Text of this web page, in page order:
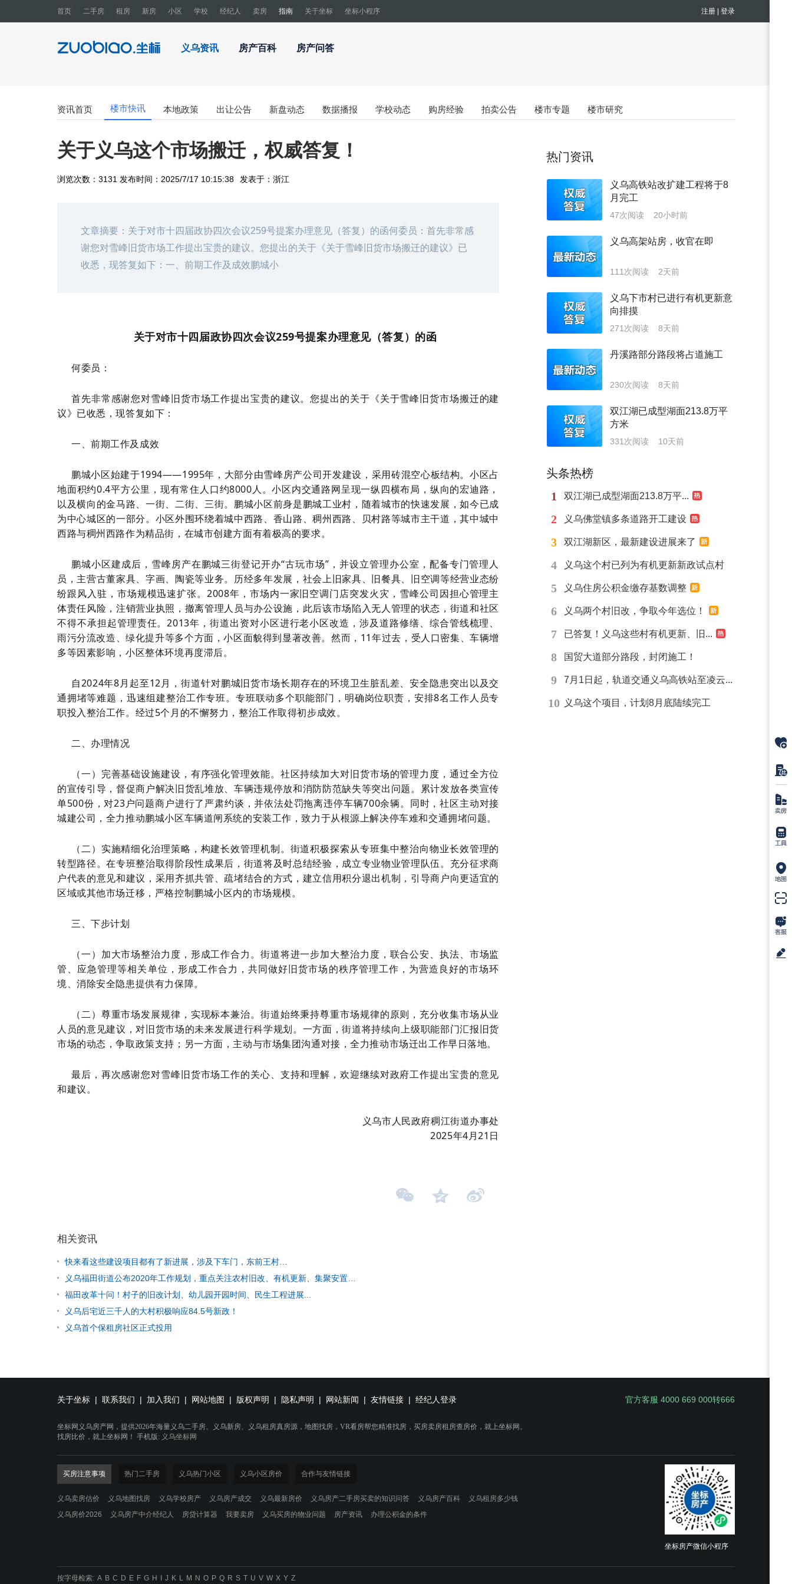
首页 二手房 租房 新房 小区 学校 经纪人 卖房 指南 关于坐标 坐标小程序 注册 登录
义乌资讯 房产百科 房产问答
资讯首页 楼市快讯 本地政策 出让公告 新盘动态 数据播报 学校动态 购房经验 拍卖公告 楼市专题 楼市研究
关于义乌这个市场搬迁，权威答复！
浏览次数：3131 发布时间：2025/7/17 10:15:38 发表于： 浙江
文章摘要： 关于对市十四届政协四次会议259号提案办理意见（答复）的函何委员：首先非常感
谢您对雪峰旧货市场工作提出宝贵的建议。您提出的关于《关于雪峰旧货市场搬迁的建议》已
收悉，现答复如下：一、前期工作及成效鹏城小
关于对市十四届政协四次会议259号提案办理意见（答复）的函
何委员：
首先非常感谢您对雪峰旧货市场工作提出宝贵的建议。您提出的关于《关于雪峰旧货市场搬迁的建
议》已收悉，现答复如下：
一、前期工作及成效
鹏城小区始建于1994——1995年，大部分由雪峰房产公司开发建设，采用砖混空心板结构。小区占
地面积约0.4平方公里，现有常住人口约8000人。小区内交通路网呈现一纵四横布局，纵向的宏迪路，
以及横向的金马路、一街、二街、三街。鹏城小区前身是鹏城工业村，随着城市的快速发展，如今已成
为中心城区的一部分。小区外围环绕着城中西路、香山路、稠州西路、贝村路等城市主干道，其中城中
西路与稠州西路作为精品街，在城市创建方面有着极高的要求。
鹏城小区建成后，雪峰房产在鹏城三街登记开办“古玩市场”，并设立管理办公室，配备专门管理人
员，主营古董家具、字画、陶瓷等业务。历经多年发展，社会上旧家具、旧餐具、旧空调等经营业态纷
纷跟风入驻，市场规模迅速扩张。2008年，市场内一家旧空调门店突发火灾，雪峰公司因担心管理主
体责任风险，注销营业执照，撤离管理人员与办公设施，此后该市场陷入无人管理的状态，街道和社区
不得不承担起管理责任。2013年，街道出资对小区进行老小区改造，涉及道路修缮、综合管线梳理、
雨污分流改造、绿化提升等多个方面，小区面貌得到显著改善。然而，11年过去，受人口密集、车辆增
多等因素影响，小区整体环境再度滞后。
自2024年8月起至12月，街道针对鹏城旧货市场长期存在的环境卫生脏乱差、安全隐患突出以及交
通拥堵等难题，迅速组建整治工作专班。专班联动多个职能部门，明确岗位职责，安排8名工作人员专
职投入整治工作。经过5个月的不懈努力，整治工作取得初步成效。
二、办理情况
（一）完善基础设施建设，有序强化管理效能。社区持续加大对旧货市场的管理力度，通过全方位
的宣传引导，督促商户解决旧货乱堆放、车辆违规停放和消防防范缺失等突出问题。累计发放各类宣传
单500份，对23户问题商户进行了严肃约谈，并依法处罚拖离违停车辆700余辆。同时，社区主动对接
城建公司，全力推动鹏城小区车辆道闸系统的安装工作，致力于从根源上解决停车难和交通拥堵问题。
（二）实施精细化治理策略，构建长效管理机制。街道积极探索从专班集中整治向物业长效管理的
转型路径。在专班整治取得阶段性成果后，街道将及时总结经验，成立专业物业管理队伍。充分征求商
户代表的意见和建议，采用齐抓共管、疏堵结合的方式，建立信用积分退出机制，引导商户向更适宜的
区域或其他市场迁移，严格控制鹏城小区内的市场规模。
三、下步计划
（一）加大市场整治力度，形成工作合力。街道将进一步加大整治力度，联合公安、执法、市场监
管、应急管理等相关单位，形成工作合力，共同做好旧货市场的秩序管理工作，为营造良好的市场环
境、消除安全隐患提供有力保障。
（二）尊重市场发展规律，实现标本兼治。街道始终秉持尊重市场规律的原则，充分收集市场从业
人员的意见建议，对旧货市场的未来发展进行科学规划。一方面，街道将持续向上级职能部门汇报旧货
市场的动态，争取政策支持；另一方面，主动与市场集团沟通对接，全力推动市场迁出工作早日落地。
最后，再次感谢您对雪峰旧货市场工作的关心、支持和理解，欢迎继续对政府工作提出宝贵的意见
和建议。
义乌市人民政府稠江街道办事处
2025年4月21日
相关资讯
快来看这些建设项目都有了新进展，涉及下车门，东前王村…
义乌福田街道公布2020年工作规划，重点关注农村旧改、有机更新、集聚安置…
福田改革十问！村子的旧改计划、幼儿园开园时间、民生工程进展...
义乌后宅近三千人的大村积极响应84.5号新政！
义乌首个保租房社区正式投用
热门资讯
义乌高铁站改扩建工程将于8
月完工
47次阅读 20小时前
义乌高架站房，收官在即
111次阅读 2天前
义乌下市村已进行有机更新意
向排摸
271次阅读 8天前
丹溪路部分路段将占道施工
230次阅读 8天前
双江湖已成型湖面213.8万平
方米
331次阅读 10天前
头条热榜
1
双江湖已成型湖面213.8万平...
2 义乌佛堂镇多条道路开工建设
3 双江湖新区，最新建设进展来了
4 义乌这个村已列为有机更新新政试点村
5 义乌住房公积金缴存基数调整
6 义乌两个村旧改，争取今年选位！
7 已答复！义乌这些村有机更新、旧...
8 国贸大道部分路段，封闭施工！
9 7月1日起，轨道交通义乌高铁站至凌云...
10 义乌这个项目，计划8月底陆续完工
关于坐标 | 联系我们 | 加入我们 | 网站地图 | 版权声明 | 隐私声明 | 网站新闻 | 友情链接 | 经纪人登录 官方客服 4000 669 000转666
坐标网义乌房产网，提供2026年海量义乌二手房、义乌新房、义乌租房真房源，地图找房，VR看房帮您精准找房，买房卖房租房查房价，就上坐标网。
找房比价，就上坐标网！ 手机版: 义乌坐标网
买房注意事项 热门二手房 义乌热门小区 义乌小区房价 合作与友情链接
义乌卖房估价 义乌地图找房 义乌学校房产 义乌房产成交 义乌最新房价 义乌房产二手房买卖的知识问答 义乌房产百科
义乌租房多少钱
义乌房价2026
义乌房产中介经纪人 房贷计算器 我要卖房 义乌买房的物业问题 房产资讯 办理公积金的条件
坐标房产微信小程序
按字母检索: A B C D E F G H J K L M N O P Q R S T U V W X Y Z